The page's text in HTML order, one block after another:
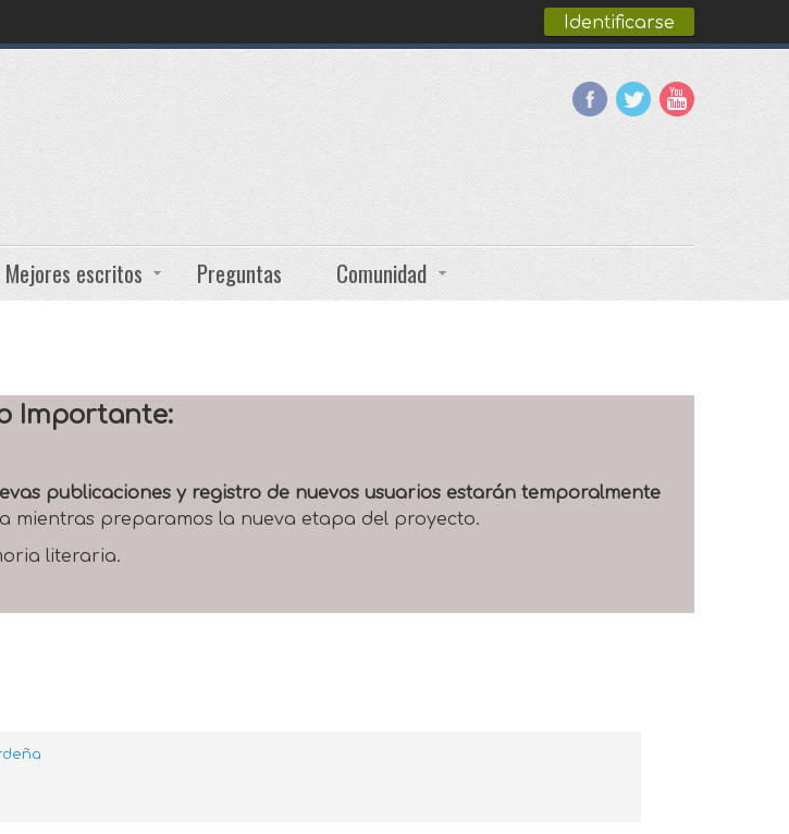
Identificarse
Mejores escritos Preguntas Comunidad
Importante:
publicaciones y registro de nuevos usuarios estarán temporalmente
mientras preparamos la nueva etapa del proyecto.
literaria.